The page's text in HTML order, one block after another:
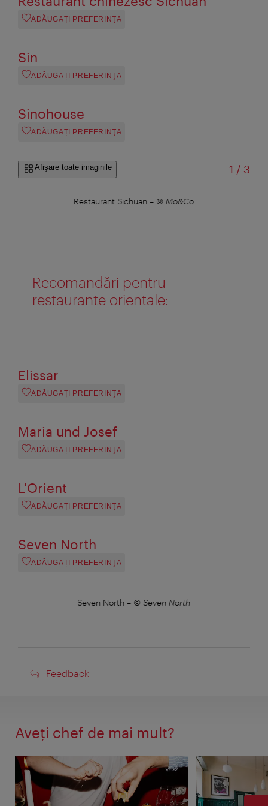
ADĂUGAȚI PREFERINŢA
Sin
ADĂUGAȚI PREFERINŢA
Sinohouse
ADĂUGAȚI PREFERINŢA
Afişare toate imaginile 1 /din
3
Restaurant Sichuan – © Mo&Co
Recomandări pentru
restaurante orientale:
Elissar
ADĂUGAȚI PREFERINŢA
Maria und Josef
ADĂUGAȚI PREFERINŢA
L'Orient
ADĂUGAȚI PREFERINŢA
Seven North
ADĂUGAȚI PREFERINŢA
Seven North – © Seven North
Feedback
Feedback
Aveţi chef de mai mult?